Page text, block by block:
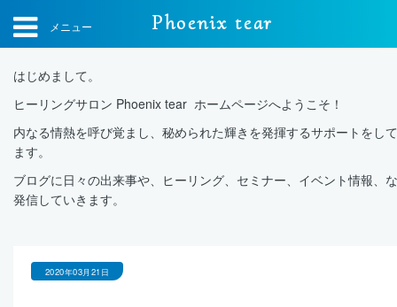
メニュー Phoenix tear
はじめまして。
ヒーリングサロン Phoenix tear ホームページへようこそ！
内なる情熱を呼び覚まし、秘められた輝きを発揮するサポートをし
ます。
ブログに日々の出来事や、ヒーリング、セミナー、イベント情報、
発信していきます。
2020年03月21日